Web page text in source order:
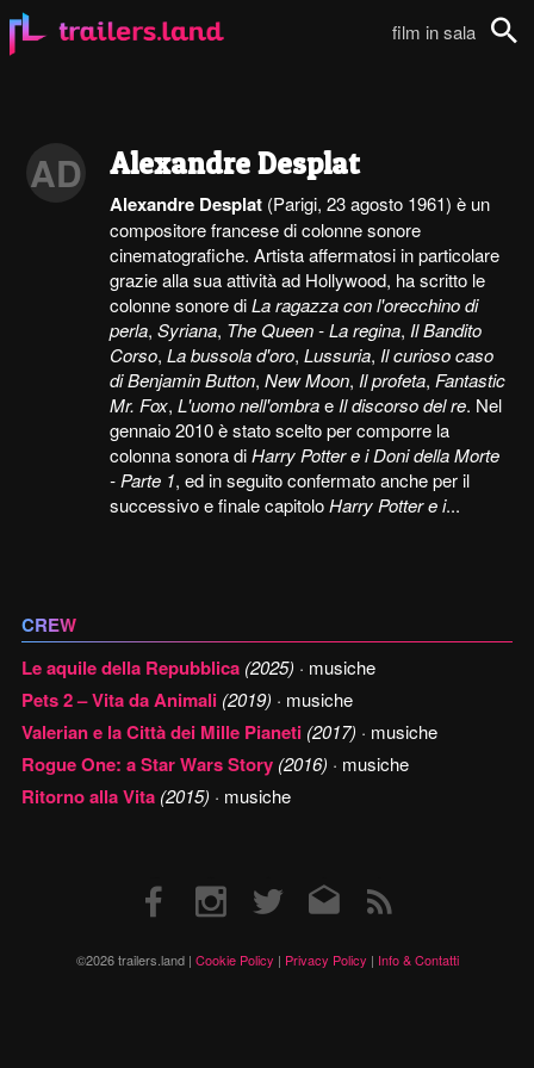
film in sala
AD Alexandre Desplat
Alexandre Desplat (Parigi, 23 agosto 1961) è un
compositore francese di colonne sonore
cinematografiche. Artista affermatosi in particolare
grazie alla sua attività ad Hollywood, ha scritto le
colonne sonore diLa ragazza con l'orecchino di
perla,Syriana, The Queen - La regina, Il Bandito
Corso,La bussola d'oro,Lussuria, Il curioso caso
di Benjamin Button,New Moon, Il profeta, Fantastic
Mr. Fox,L'uomo nell'ombrae Il discorso del re. Nel
gennaio 2010 è stato scelto per comporre la
colonna sonora diHarry Potter e i Doni della Morte
- Parte 1, ed in seguito confermato anche per il
successivo e finale capitoloHarry Potter e i...
CREW
Le aquile della Repubblica (2025) · musiche
Pets 2 – Vita da Animali (2019) · musiche
Valerian e la Città dei Mille Pianeti (2017) · musiche
Rogue One: a Star Wars Story (2016) · musiche
Ritorno alla Vita (2015) · musiche
©2026 trailers.land | Cookie Policy | Privacy Policy | Info & Contatti